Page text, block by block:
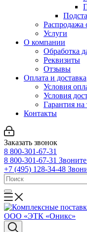
Распродажа
Услуги
О компании
Обработка
Реквизиты
Отзывы
Оплата и доставка
Условия
Условия
Гарантия на
Контакты
Заказать звонок
8 800-301-67-31
8 800-301-67-31
+7 (495) 128-34-48